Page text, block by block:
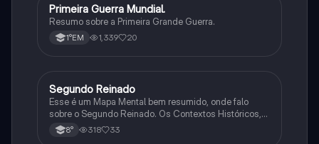
História
Primeira Guerra Mundial.
Resumo sobre a Primeira Grande Guerra.
1°EM 1,339 20
História
Segundo Reinado
Esse é um Mapa Mental bem resumido, onde falo
sobre o Segundo Reinado. Os Contextos Históricos,
Monarquia, Aspectos Políticos, Economia, Sociedade,
Cultura, Conflitos e Crises e Proclamação da
8° 318 33